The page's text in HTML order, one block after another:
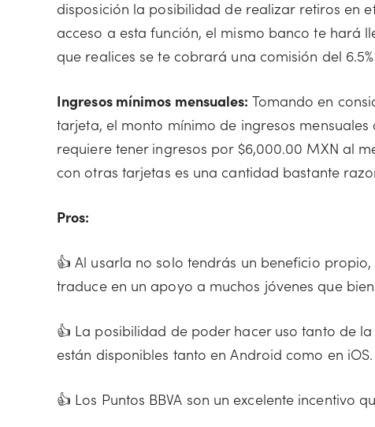
disposición la posibilidad de realizar retiros en
acceso a esta función, el mismo banco te hará
que realices se te cobrará una comisión del
Ingresos mínimos mensuales: Tomando en
tarjeta, el monto mínimo de ingresos
requiere tener ingresos por $6,000.00 MXN al
con otras tarjetas es una cantidad bastante
Pros:
👍 Al usarla no solo tendrás un beneficio
traduce en un apoyo a muchos jóvenes que
👍 La posibilidad de poder hacer uso tanto de
están disponibles tanto en Android como en iOS.
👍 Los Puntos BBVA son un excelente incentivo